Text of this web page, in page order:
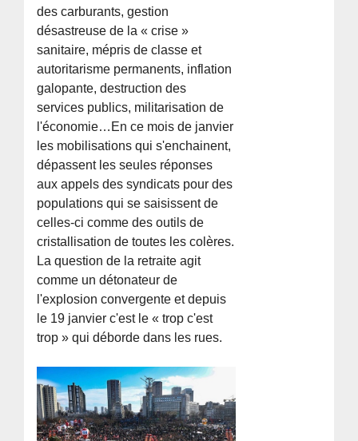
des carburants, gestion
désastreuse de la « crise »
sanitaire, mépris de classe et
autoritarisme permanents, inflation
galopante, destruction des
services publics, militarisation de
l'économie…En ce mois de janvier
les mobilisations qui s'enchainent,
dépassent les seules réponses
aux appels des syndicats pour des
populations qui se saisissent de
celles-ci comme des outils de
cristallisation de toutes les colères.
La question de la retraite agit
comme un détonateur de
l'explosion convergente et depuis
le 19 janvier c'est le « trop c'est
trop » qui déborde dans les rues.